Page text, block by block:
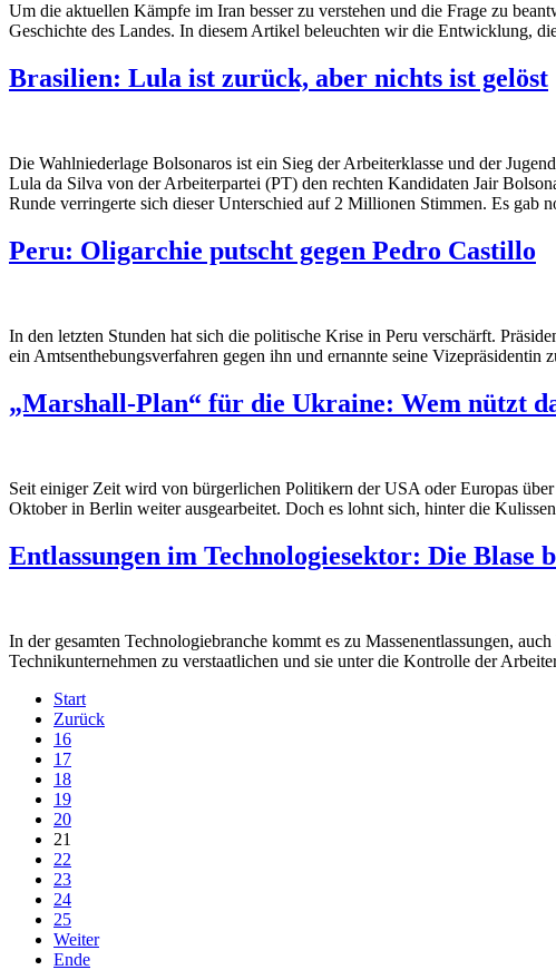
Um die aktuellen Kämpfe im Iran besser zu verstehen und die Frage zu
Geschichte des Landes. In diesem Artikel beleuchten wir die Entwicklung,
Brasilien: Lula ist zurück, aber nichts ist gelöst
Die Wahlniederlage Bolsonaros ist ein Sieg der Arbeiterklasse und der
Lula da Silva von der Arbeiterpartei (PT) den rechten Kandidaten Jair
Runde verringerte sich dieser Unterschied auf 2 Millionen Stimmen. Es gab
Peru: Oligarchie putscht gegen Pedro Castillo
In den letzten Stunden hat sich die politische Krise in Peru verschärft.
ein Amtsenthebungsverfahren gegen ihn und ernannte seine Vizepräsidentin
„Marshall-Plan“ für die Ukraine: Wem nützt
Seit einiger Zeit wird von bürgerlichen Politikern der USA oder Europas
Oktober in Berlin weiter ausgearbeitet. Doch es lohnt sich, hinter die
Entlassungen im Technologiesektor: Die Blase
In der gesamten Technologiebranche kommt es zu Massenentlassungen,
Technikunternehmen zu verstaatlichen und sie unter die Kontrolle der
Start
Zurück
16
17
18
19
20
21
22
23
24
25
Weiter
Ende